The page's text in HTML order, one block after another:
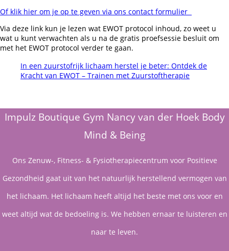
Of klik hier om je op te geven via ons contact formulier
Via deze link kun je lezen wat EWOT protocol inhoud, zo weet u
wat u kunt verwachten als u na de gratis proefsessie besluit om
met het EWOT protocol verder te gaan.
In een zuurstofrijk lichaam herstel je beter: Ontdek de
Kracht van EWOT – Trainen met Zuurstoftherapie
Impulz Boutique Gym Nancy van der Hoek Body
Mind & Being
Ons Zenuw-, Fitness- & Fysiotherapiecentrum voor Positieve
Gezondheid gaat uit van het natuurlijk herstellend vermogen van
het lichaam. Het lichaam heeft altijd het beste met ons voor en
weet altijd wat de bedoeling is. We hebben ernaar te luisteren en
naar te leven.